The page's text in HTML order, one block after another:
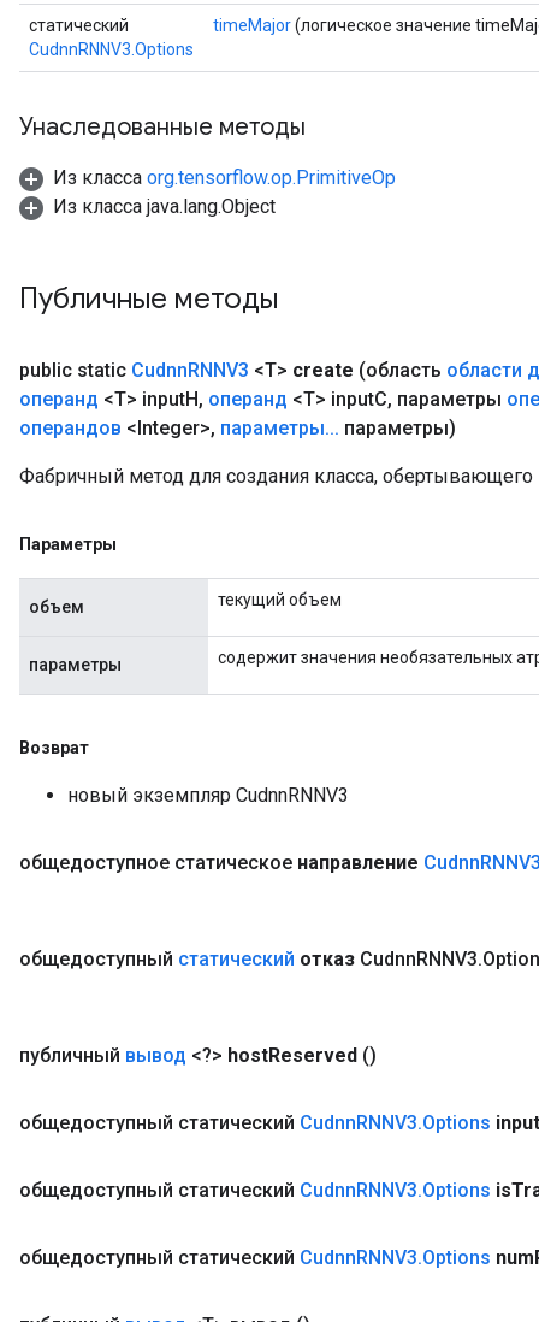
статический
CudnnRNNV3.Options
timeMajor(логическое значение
Унаследованные методы
Из класса org.tensorflow.op.PrimitiveOp
Из класса java.lang.Object
Публичные методы
public static CudnnRNNV3 <T> create (область области
операнд <T> inputH, операнд <T> inputC, параметры
операндов <Integer>, параметры... параметры)
Фабричный метод для создания класса,
Параметры
объем текущий объем
параметры содержит значения необязательных
Возврат
новый экземпляр CudnnRNNV3
общедоступное статическое направление Cudnn
общедоступный статический отказ CudnnRNNV3.
публичный вывод <?> hostReserved ()
общедоступный статический CudnnRNNV3.Options input
общедоступный статический CudnnRNNV3.Options is
общедоступный статический CudnnRNNV3.Options num